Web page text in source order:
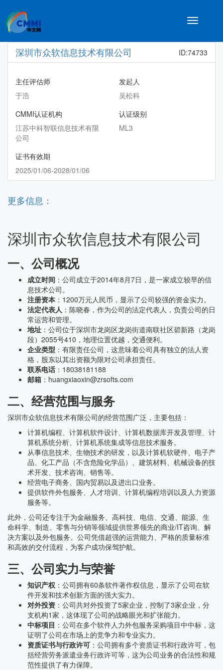
Toggle
深圳市众软信息技术有限公司 ID:74733
主任评估师
于浩
发起人
吴松科
CMMI认证机构
江苏中科智联信息技术有限
公司
认证级别
ML3
证书有效期
2025/01/06-2028/01/06
更多信息：
深圳市众软信息技术有限公司
一、公司概况
成立时间 ：公司成立于2014年8月7日，是一家成立较早的信
息技术公司。
注册资本 ：1200万元人民币，显示了公司较强的资金实力。
法定代表人 ：陈晓春，作为公司的法定代表人，负责公司的日
常运营和管理。
地址 ：公司位于深圳市龙岗区龙岗街道南联社区碧新路（龙岗
段）2055号410，地理位置优越，交通便利。
企业类型 ：有限责任公司，这意味着公司具有独立的法人资
格，股东以其出资额为限对公司承担责任。
联系电话 ：18038181188
邮箱 ：huangxiaoxin@zrsofts.com
二、经营范围与服务
深圳市众软信息技术有限公司的经营范围广泛，主要包括：
计算机编程、计算机软件设计、计算机数据库开发及管理、计
算机系统分析、计算机系统集成等信息技术服务。
从事信息技术、生物技术的研发，以及计算机软硬件、电子产
品、化工产品（不含危险化学品）、建筑材料、机械设备的技
术开发、技术咨询、销售等。
经营电子商务、国内贸易以及进出口业务。
提供软件外包服务、人才培训、计算机编程培训以及人力资源
服务等。
此外，公司还专注于为金融服务、高科技、电信、交通、能源、生
命科学、制造、零售与分销等领域提供世界领先的商业/IT咨询、解
决方案以及外包服务。公司凭借超强的运营能力、严格的质量标准
和高效的交付流程，为客户成功保驾护航。
三、公司实力与荣誉
知识产权 ：公司拥有60条软件著作权信息，显示了公司在软
件开发和技术创新方面的强大实力。
对外投资 ：公司共对外投资了5家企业，控制了3家企业，分
支机构1家，这体现了公司的战略眼光和扩张能力。
中标项目 ：公司在多个软件人力外包服务采购项目中中标，这
证明了公司在市场上的竞争力和专业实力。
资质证书与行政许可 ：公司拥有多个资质证书和行政许可，包
括经营劳务派遣业务行政许可等，这为公司业务的合法性和规
范性提供了有力保障。